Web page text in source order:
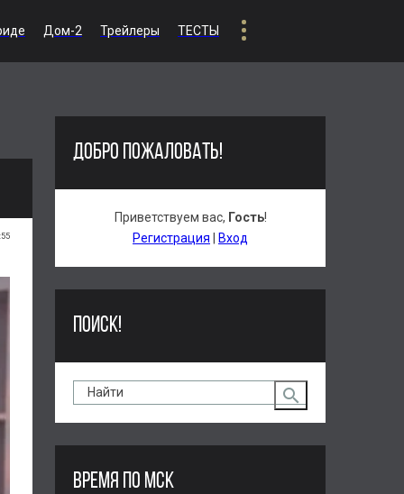
Дом-2 Трейлеры ТЕСТЫ
ДОБРО ПОЖАЛОВАТЬ!
Приветствуем вас, Гость!
Регистрация
Вход
ПОИСК!
ВРЕМЯ ПО МСК